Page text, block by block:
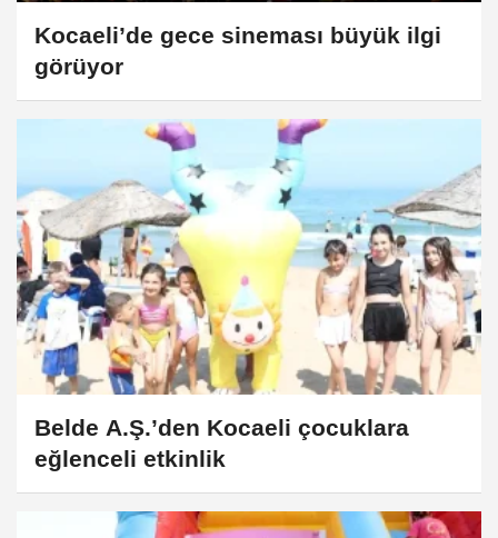
Kocaeli’de gece sineması büyük ilgi
görüyor
Belde A.Ş.’den Kocaeli çocuklara
eğlenceli etkinlik